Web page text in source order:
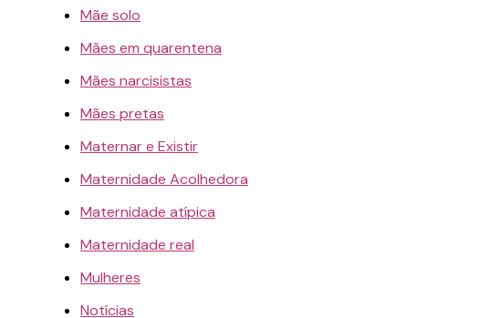
Mãe solo
Mães em quarentena
Mães narcisistas
Mães pretas
Maternar e Existir
Maternidade Acolhedora
Maternidade atípica
Maternidade real
Mulheres
Notícias